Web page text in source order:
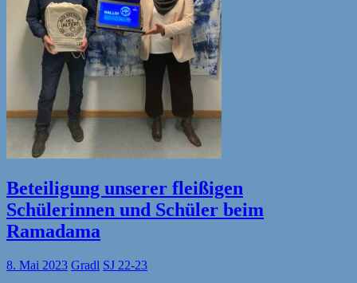
Beteiligung unserer fleißigen
Schülerinnen und Schüler beim
Ramadama
8. Mai 2023 Gradl SJ 22-23